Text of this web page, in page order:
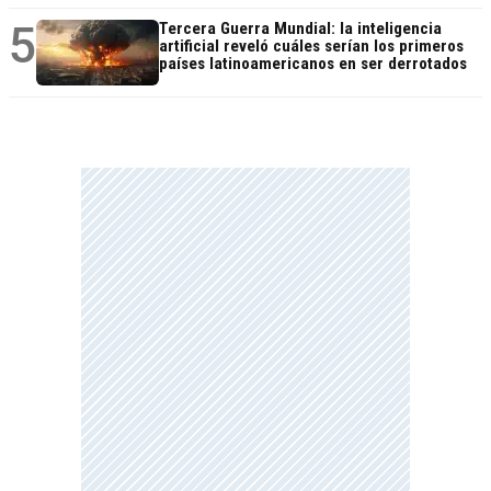
5
Tercera Guerra Mundial: la inteligencia
artificial reveló cuáles serían los primeros
países latinoamericanos en ser derrotados